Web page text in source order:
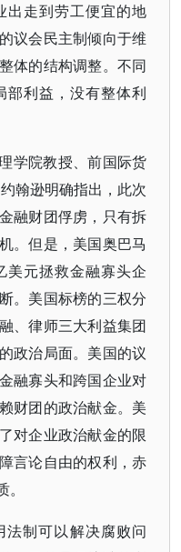
出走到劳工便宜的地
议会民主制倾向于维
体的结构调整。不同
部利益，没有整体利
学院教授、前国际货
翰逊明确指出，此次
融财团俘虏，只有拆
。但是，美国奥巴马
美元拯救金融寡头企
。美国标榜的三权分
、律师三大利益集团
政治局面。美国的议
融寡头和跨国企业对
财团的政治献金。美
对企业政治献金的限
言论自由的权利，赤
制可以解决腐败问